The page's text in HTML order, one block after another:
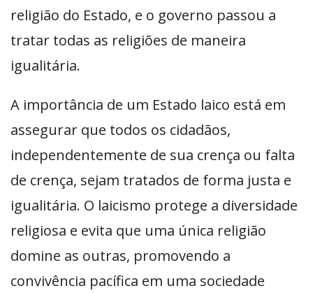
religião do Estado, e o governo passou a
tratar todas as religiões de maneira
igualitária.
A importância de um Estado laico está em
assegurar que todos os cidadãos,
independentemente de sua crença ou falta
de crença, sejam tratados de forma justa e
igualitária. O laicismo protege a diversidade
religiosa e evita que uma única religião
domine as outras, promovendo a
convivência pacífica em uma sociedade